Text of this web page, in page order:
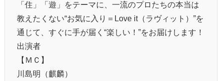
「住」「遊」をテーマに、一流のプロたちの本当は
教えたくない“お気に入り＝Love it（ラヴィット）”を
通じて、すぐに手が届く“楽しい！”をお届けします！
出演者
【ＭＣ】
川島明（麒麟）